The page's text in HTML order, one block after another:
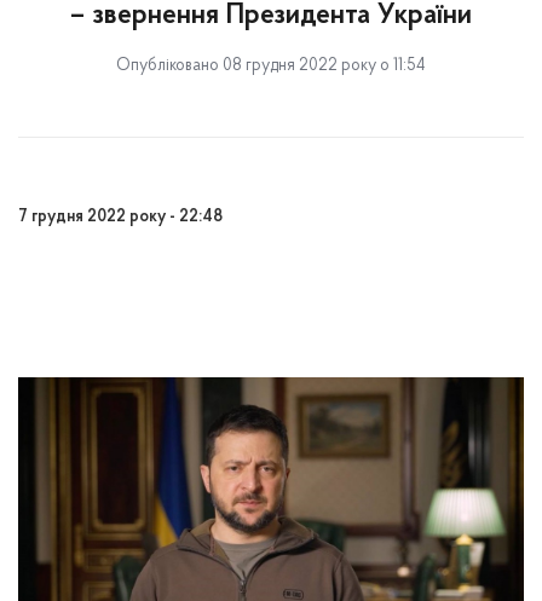
– звернення Президента України
Опубліковано 08 грудня 2022 року о 11:54
7 грудня 2022 року - 22:48